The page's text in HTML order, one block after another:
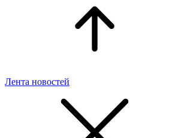
Лента новостей